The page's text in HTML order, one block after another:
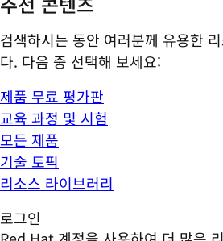
검색하시는 동안 여러분께 유용한
다. 다음 중 선택해 보세요:
제품 무료 평가판
교육 과정 및 시험
모든 제품
기술 토픽
리소스 라이브러리
로그인